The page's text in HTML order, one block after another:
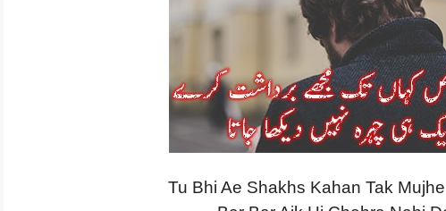
Tu Bhi Ae Shakhs Kahan Tak